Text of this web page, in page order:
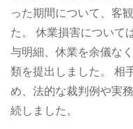
った期間について、客
た。
休業損害について
与明細、休業を余儀な
類を提出しました。
相
め、法的な裁判例や実
続しました。